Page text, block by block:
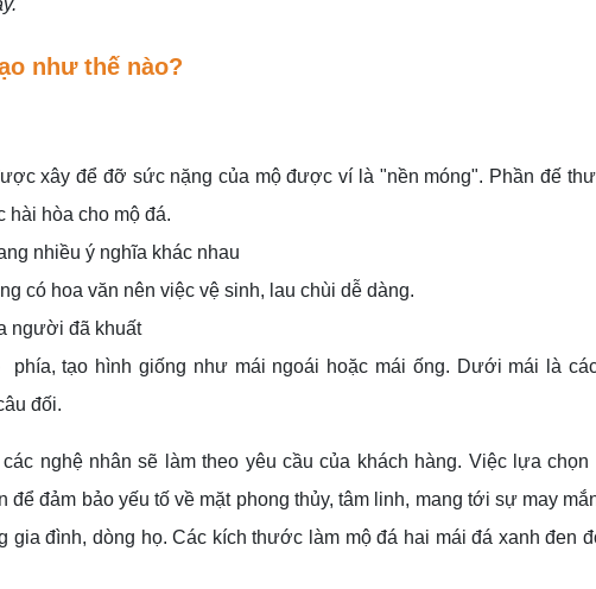
như thế nào?
xây để đỡ sức nặng của mộ được ví là "nền móng". Phần đế
hài hòa cho mộ đá.
nhiều ý nghĩa khác nhau
có hoa văn nên việc vệ sinh, lau chùi dễ dàng.
người đã khuất
tạo hình giống như mái ngoái hoặc mái ống. Dưới mái là
đối.
nghệ nhân sẽ làm theo yêu cầu của khách hàng. Việc lựa chọn
đảm bảo yếu tố về mặt phong thủy, tâm linh, mang tới sự may
gia đình, dòng họ. Các kích thước làm mộ đá hai mái đá xanh đen